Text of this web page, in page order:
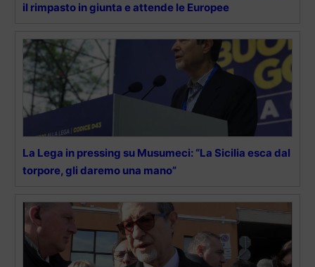
il rimpasto in giunta e attende le Europee
La Lega in pressing su Musumeci: “La Sicilia esca dal
torpore, gli daremo una mano”